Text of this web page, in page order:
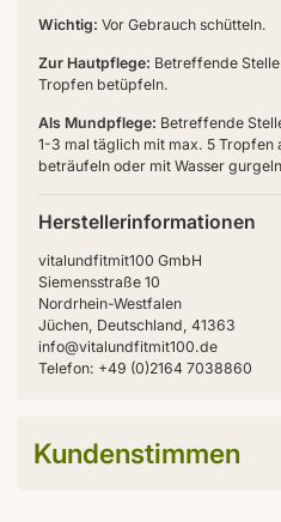
Wichtig: Vor Gebrauch schütteln.
Zur Hautpflege: Betreffende
Tropfen betüpfeln.
Als Mundpflege: Betreffende
1-3 mal täglich mit max. 5 Tropfen
beträufeln oder mit Wasser
Herstellerinformationen
vitalundfitmit100 GmbH
Siemensstraße 10
Nordrhein-Westfalen
Jüchen, Deutschland, 41363
info@vitalundfitmit100.de
Telefon: +49 (0)2164 7038860
Kundenstimmen